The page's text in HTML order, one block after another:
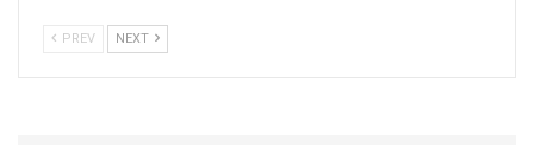
PREV NEXT